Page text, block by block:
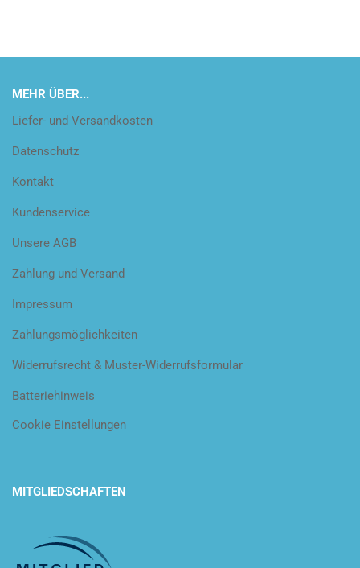
MEHR ÜBER...
Liefer- und Versandkosten
Datenschutz
Kontakt
Kundenservice
Unsere AGB
Zahlung und Versand
Impressum
Zahlungsmöglichkeiten
Widerrufsrecht & Muster-Widerrufsformular
Batteriehinweis
Cookie Einstellungen
MITGLIEDSCHAFTEN